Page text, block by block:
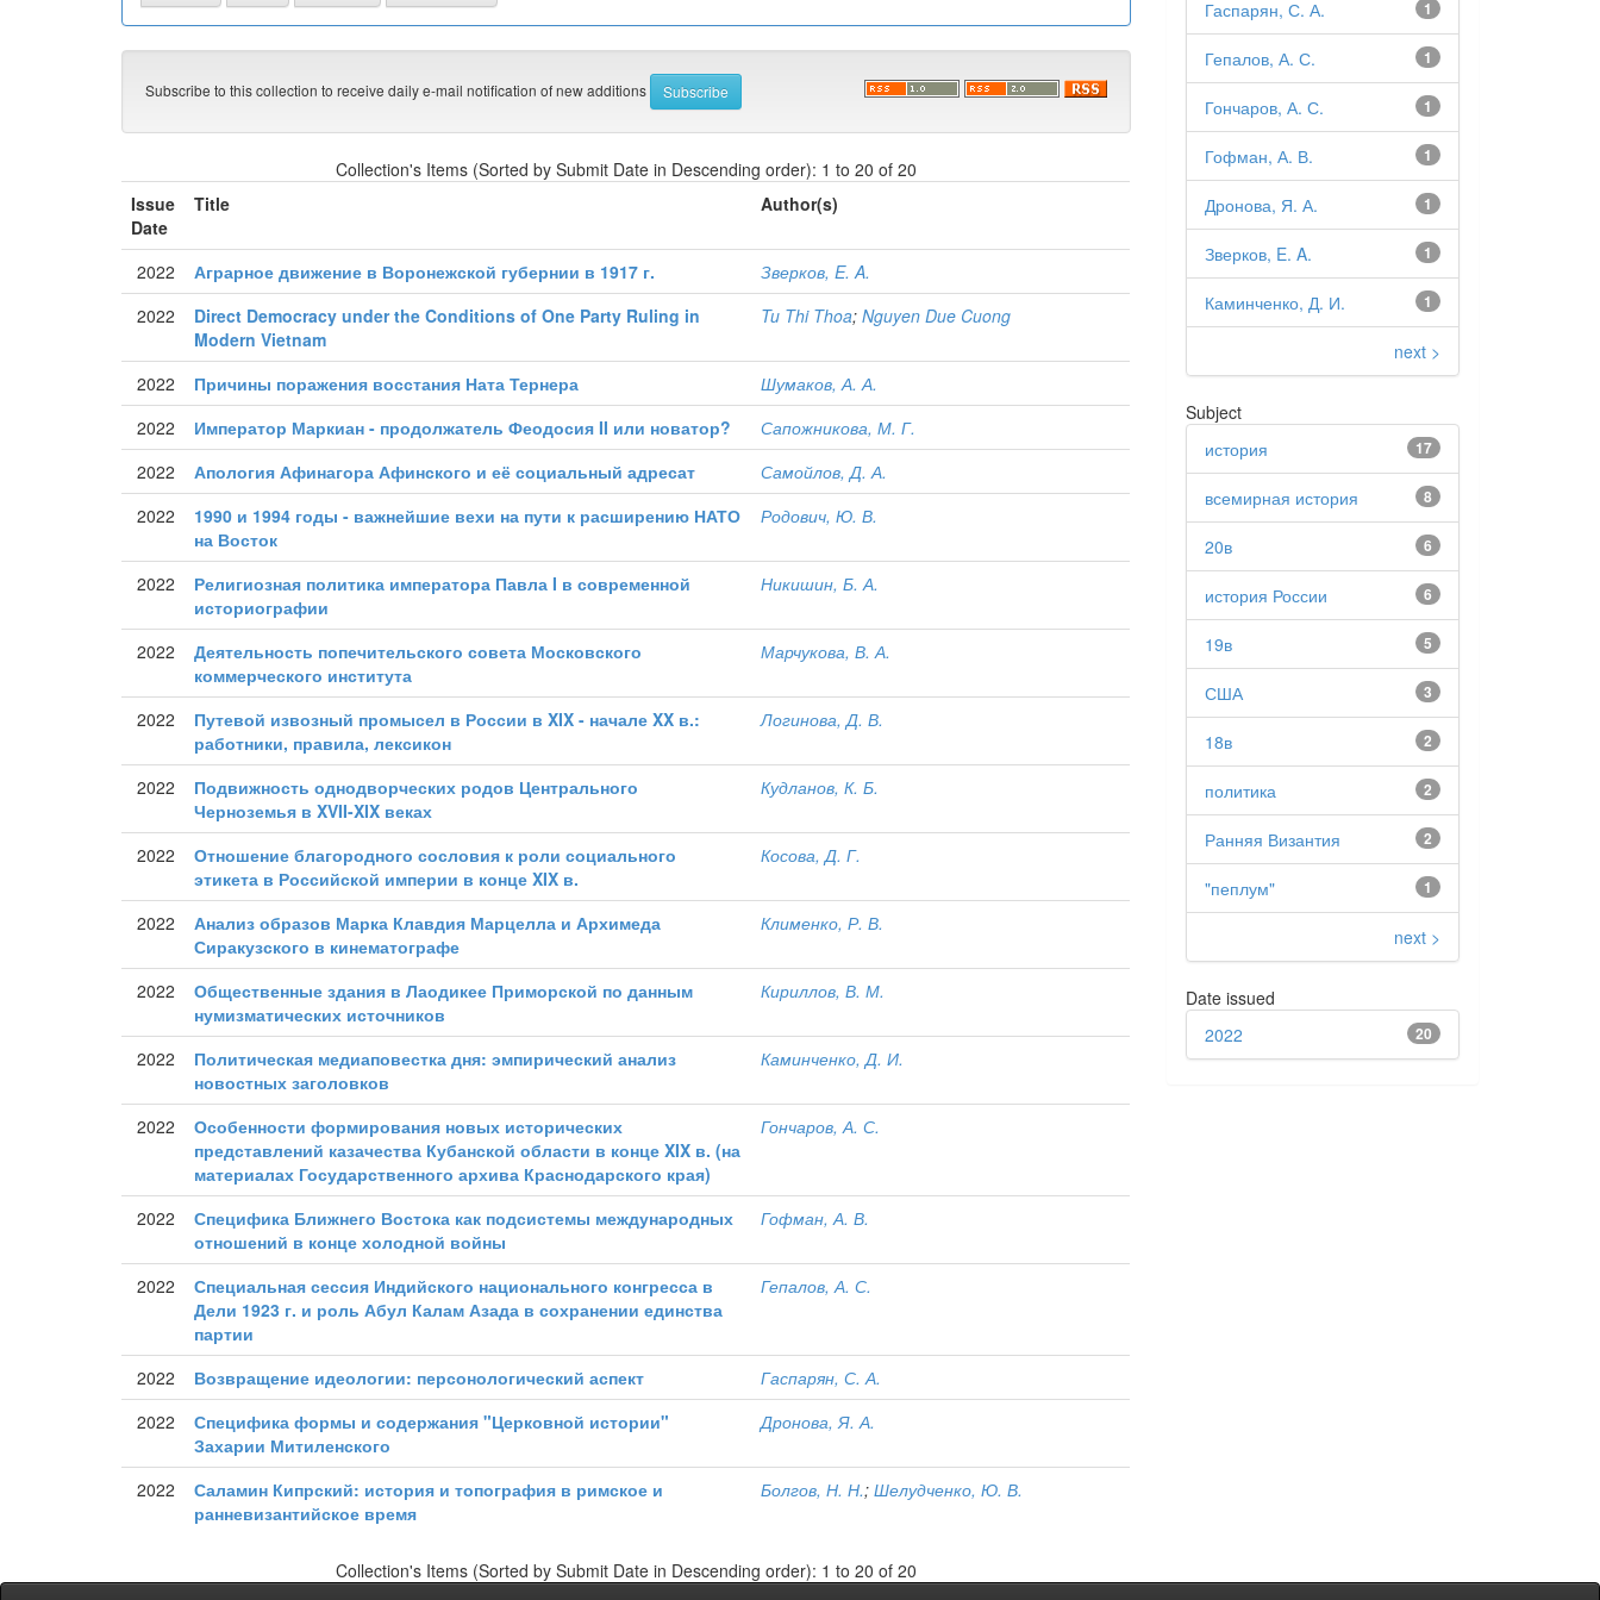
Subscribe to this collection to receive daily e-mail notification of new additions
Collection's Items (Sorted by Submit Date in Descending order): 1 to 20 of 20
Issue
Date
Title Author(s)
2022 Аграрное движение в Воронежской губернии в 1917 г.
Зверков, E. A.
2022
Direct Democracy under the Conditions of One Party Ruling in
Modern Vietnam
Tu Thi Thoa;Nguyen Due Cuong
2022 Причины поражения восстания Ната Тернера
Шумаков, А. А.
2022
Император Маркиан - продолжатель Феодосия II или новатор?
Сапожникова, М. Г.
2022
Апология Афинагора Афинского и её социальный адресат
Самойлов, Д. А.
2022
1990 и 1994 годы - важнейшие вехи на пути к расширению НАТО
на Восток
Родович, Ю. В.
2022
Религиозная политика императора Павла I в современной
историографии
Никишин, Б. А.
2022
Деятельность попечительского совета Московского
коммерческого института
Марчукова, В. А.
2022
Путевой извозный промысел в России в XIX - начале XX в.:
работники, правила, лексикон
Логинова, Д. В.
2022
Подвижность однодворческих родов Центрального
Черноземья в XVII-XIX веках
Кудланов, К. Б.
2022
Отношение благородного сословия к роли социального
этикета в Российской империи в конце XIX в.
Косова, Д. Г.
2022
Анализ образов Марка Клавдия Марцелла и Архимеда
Сиракузского в кинематографе
Клименко, Р. В.
2022
Общественные здания в Лаодикее Приморской по данным
нумизматических источников
Кириллов, В. М.
2022
Политическая медиаповестка дня: эмпирический анализ
новостных заголовков
Каминченко, Д. И.
2022
Особенности формирования новых исторических
представлений казачества Кубанской области в конце XIX в. (на
материалах Государственного архива Краснодарского края)
Гончаров, А. С.
2022
Специфика Ближнего Востока как подсистемы международных
отношений в конце холодной войны
Гофман, А. В.
2022
Специальная сессия Индийского национального конгресса в
Дели 1923 г. и роль Абул Калам Азада в сохранении единства
партии
Гепалов, А. С.
2022 Возвращение идеологии: персонологический аспект
Гаспарян, С. А.
2022
Специфика формы и содержания "Церковной истории"
Захарии Митиленского
Дронова, Я. А.
2022
Саламин Кипрский: история и топография в римское и
ранневизантийское время
Болгов, Н. Н.;Шелудченко, Ю. В.
Collection's Items (Sorted by Submit Date in Descending order): 1 to 20 of 20
1
Гаспарян, С. А.
1
Гепалов, А. С.
1
Гончаров, А. С.
1
Гофман, А. В.
1
Дронова, Я. А.
1
Зверков, E. A.
1
Каминченко, Д. И.
next >
Subject
17
история
8
всемирная история
6
20в
6
история России
5
19в
3
США
2
18в
2
политика
2
Ранняя Византия
1
"пеплум"
next >
Date issued
20
2022